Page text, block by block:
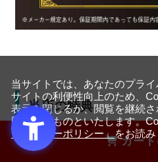
カート
当店の特典
当サイトでは、あなたのプラ
サイトの利便性向上のため、
表示を閉じるか、閲覧を継続
同意するものといたします。
ライバシーポリシー」をお読み